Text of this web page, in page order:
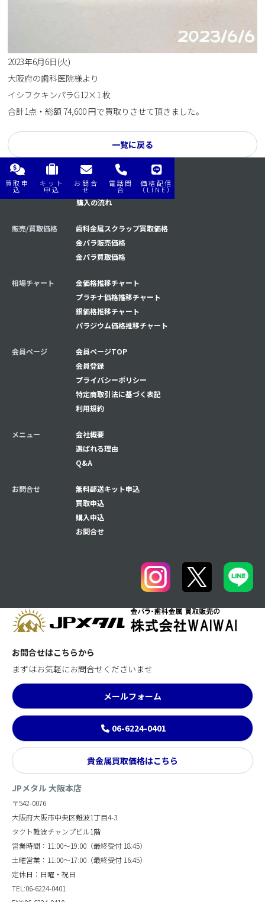
2023年6月6日(火)
大阪府の歯科医院様より
イシフクキンパラG12×1 枚
合計1点・総額 74,600 円で買取りさせて頂きました。
一覧に戻る
買取申
込
キット
申込
お問合
せ
電話問
合
価格配信
（LINE）
購入/買取の流れ
買取の流れ
購入の流れ
販売/買取価格
歯科金属スクラップ買取価格
金パラ販売価格
金パラ買取価格
相場チャート
金価格推移チャート
プラチナ価格推移チャート
銀価格推移チャート
パラジウム価格推移チャート
会員ページ
会員ページTOP
会員登録
プライバシーポリシー
特定商取引法に基づく表記
利用規約
メニュー
会社概要
選ばれる理由
Q&A
お問合せ
無料郵送キット申込
買取申込
購入申込
お問合せ
お問合せはこちらから
まずはお気軽にお問合せくださいませ
メールフォーム
06-6224-0401
貴金属買取価格はこちら
JPメタル 大阪本店
〒542-0076
大阪府大阪市中央区難波1丁目4-3
タクト難波チャンプビル1階
営業時間：11:00～19:00（最終受付 18:45）
土曜営業：11:00～17:00（最終受付 16:45）
定休日：日曜・祝日
TEL:06-6224-0401